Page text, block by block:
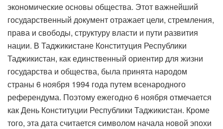
экономические основы общества. Этот важнейший
государственный документ отражает цели, стремления,
права и свободы, структуру власти и пути развития
нации. В Таджикистане Конституция Республики
Таджикистан, как единственный ориентир для жизни
государства и общества, была принята народом
страны 6 ноября 1994 года путем всенародного
референдума. Поэтому ежегодно 6 ноября отмечается
как День Конституции Республики Таджикистан. Кроме
того, эта дата считается символом начала новой эпохи